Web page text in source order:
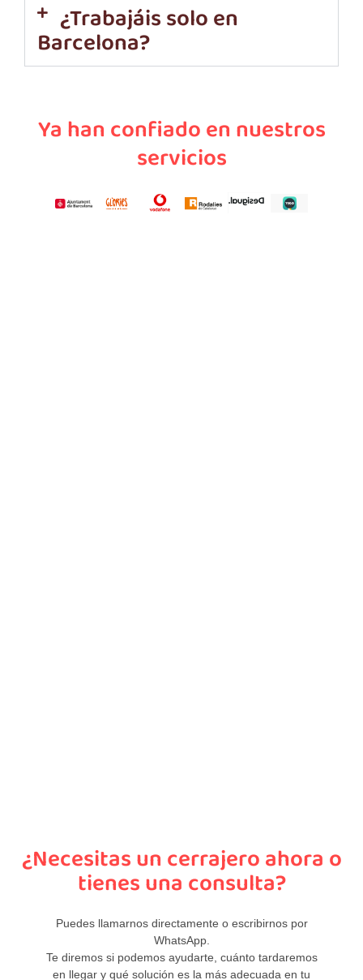
¿Trabajáis solo en
Barcelona?
Ya han confiado en nuestros
servicios
¿Necesitas un cerrajero ahora o
tienes una consulta?
Puedes llamarnos directamente o escribirnos por
WhatsApp.
Te diremos si podemos ayudarte, cuánto tardaremos
en llegar y qué solución es la más adecuada en tu